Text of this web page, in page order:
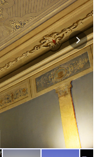
DE
IT
ES
RU